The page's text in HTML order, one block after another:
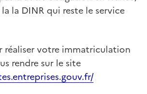
la la DINR qui reste le service
réaliser votre immatriculation
rendre sur le site